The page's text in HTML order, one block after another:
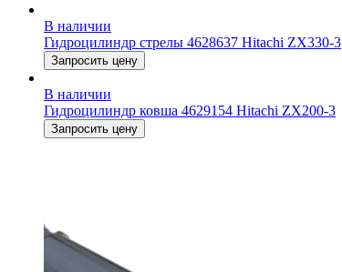
В наличии
Гидроцилиндр стрелы 4628637 Hitachi ZX330-3
Запросить цену
В наличии
Гидроцилиндр ковша 4629154 Hitachi ZX200-3
Запросить цену